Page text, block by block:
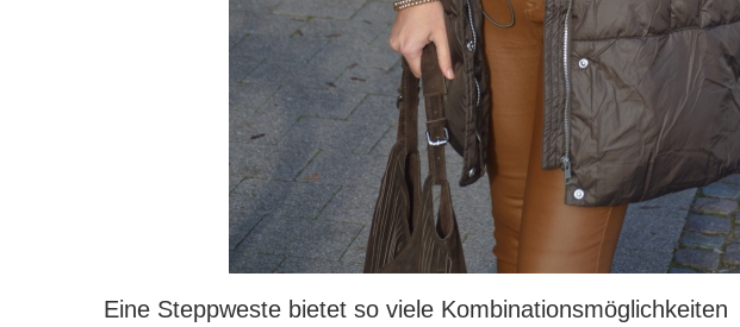
Eine Steppweste bietet so viele Kombinationsmöglichkeiten